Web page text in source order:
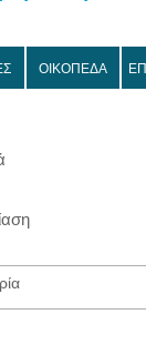
ΟΙΚΟΠΕΔΑ